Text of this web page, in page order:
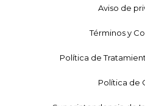
Aviso de
Términos y
Política de
Política de